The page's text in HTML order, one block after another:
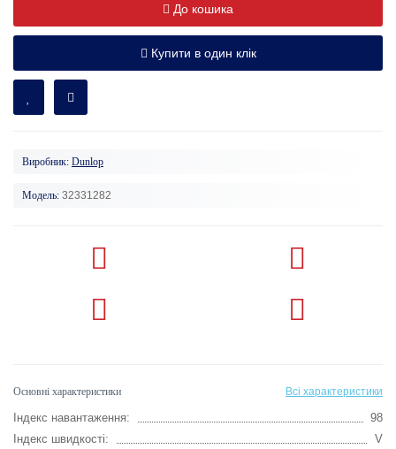
До кошика
Купити в один клік
Виробник: Dunlop
Модель: 32331282
Основні характеристики Всі характеристики
Індекс навантаження:
98
Індекс швидкості:
V